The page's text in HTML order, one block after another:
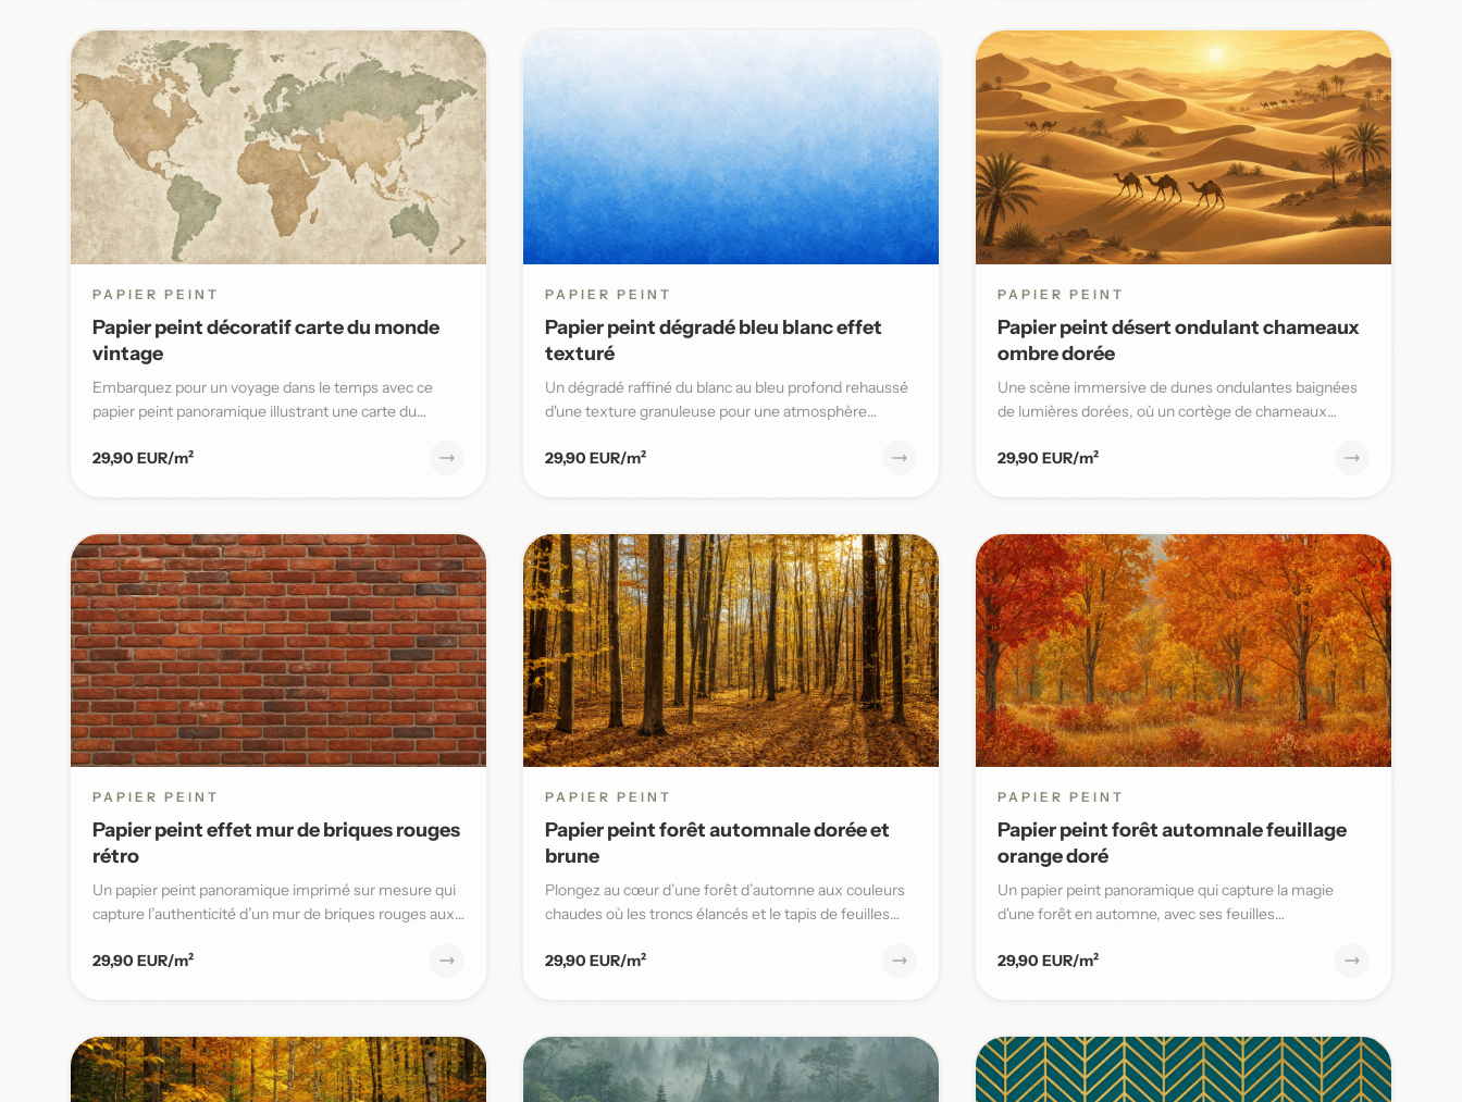
PAPIER PEINT
Papier peint décoratif carte du monde
vintage
Embarquez pour un voyage dans le temps avec ce
papier peint panoramique illustrant une carte du
29,90 EUR/m²
PAPIER PEINT
Papier peint dégradé bleu blanc effet
texturé
Un dégradé raffiné du blanc au bleu profond rehaussé
d'une texture granuleuse pour une atmosphère
29,90 EUR/m²
PAPIER PEINT
Papier peint désert ondulant chameaux
ombre dorée
Une scène immersive de dunes ondulantes baignées
de lumières dorées, où un cortège de chameaux
29,90 EUR/m²
PAPIER PEINT
Papier peint effet mur de briques rouges
rétro
Un papier peint panoramique imprimé sur mesure qui
capture l’authenticité d’un mur de briques rouges aux
29,90 EUR/m²
PAPIER PEINT
Papier peint forêt automnale dorée et
brune
Plongez au cœur d’une forêt d’automne aux couleurs
chaudes où les troncs élancés et le tapis de feuilles
29,90 EUR/m²
PAPIER PEINT
Papier peint forêt automnale feuillage
orange doré
Un papier peint panoramique qui capture la magie
d'une forêt en automne, avec ses feuilles
29,90 EUR/m²